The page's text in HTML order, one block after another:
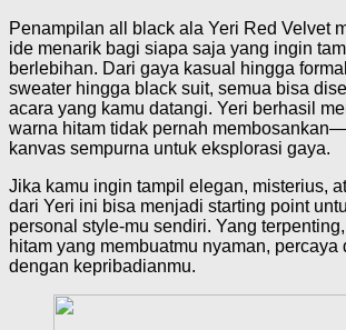
Penampilan all black ala Yeri Red Velvet
ide menarik bagi siapa saja yang ingin
berlebihan. Dari gaya kasual hingga
sweater hingga black suit, semua bisa
acara yang kamu datangi. Yeri berhasil
warna hitam tidak pernah
kanvas sempurna untuk eksplorasi gaya.
Jika kamu ingin tampil elegan, misterius,
dari Yeri ini bisa menjadi starting point
personal style-mu sendiri. Yang
hitam yang membuatmu nyaman, percaya
dengan kepribadianmu.